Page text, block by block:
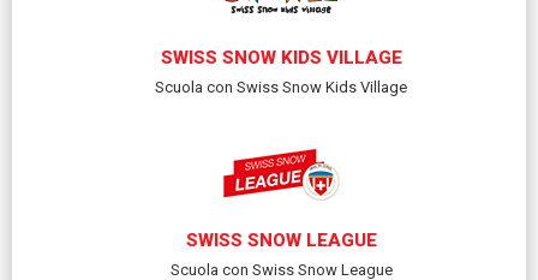
SWISS SNOW KIDS VILLAGE
Scuola con Swiss Snow Kids Village
SWISS SNOW LEAGUE
Scuola con Swiss Snow League